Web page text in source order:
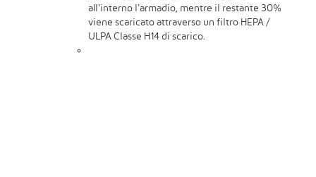
all'interno l'armadio, mentre il restante 30%
viene scaricato attraverso un filtro HEPA /
ULPA Classe H14 di scarico.